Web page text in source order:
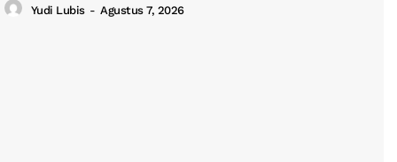
Yudi Lubis - Agustus 7, 2026